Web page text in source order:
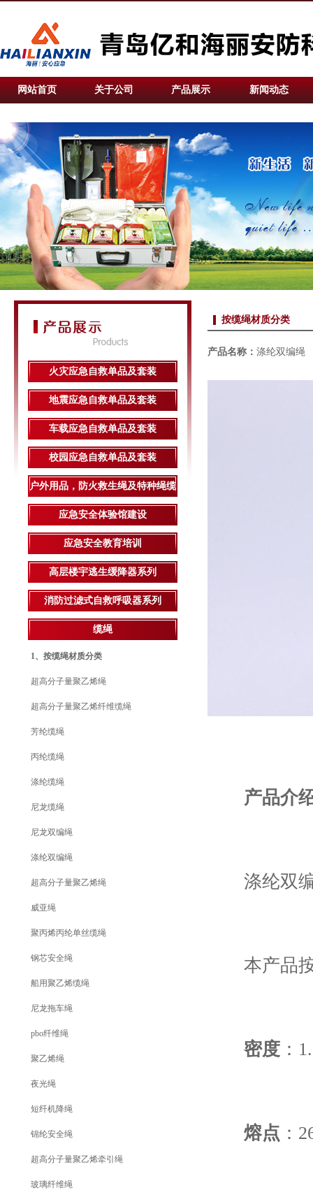
网站首页 关于公司 产品展示 新闻动态
火灾应急自救单品及套装
地震应急自救单品及套装
车载应急自救单品及套装
校园应急自救单品及套装
户外用品，防火救生绳及特种绳缆
应急安全体验馆建设
应急安全教育培训
高层楼宇逃生缓降器系列
消防过滤式自救呼吸器系列
缆绳
1、按缆绳材质分类
超高分子量聚乙烯绳
超高分子量聚乙烯纤维缆绳
芳纶缆绳
丙纶缆绳
涤纶缆绳
尼龙缆绳
尼龙双编绳
涤纶双编绳
超高分子量聚乙烯绳
威亚绳
聚丙烯丙纶单丝缆绳
钢芯安全绳
船用聚乙烯缆绳
尼龙拖车绳
pbo纤维绳
聚乙烯绳
夜光绳
短纤机降绳
锦纶安全绳
超高分子量聚乙烯牵引绳
玻璃纤维绳
按缆绳材质分类
产品名称： 涤纶双编绳
产品介
涤纶双编
本产品按
密度 ：
熔点 ：